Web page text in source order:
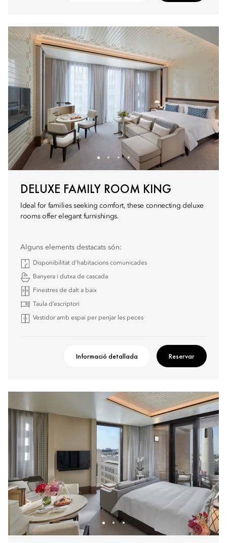
DELUXE FAMILY ROOM KING
Ideal for families seeking comfort, these connecting deluxe
rooms offer elegant furnishings.
Alguns elements destacats són:
Disponibilitat d’habitacions comunicades
Banyera i dutxa de cascada
Finestres de dalt a baix
Taula d’escriptori
Vestidor amb espai per penjar les peces
Informació detallada Reservar